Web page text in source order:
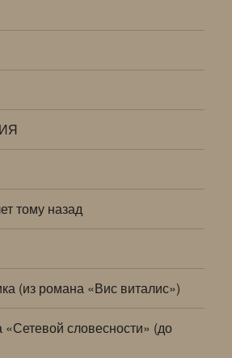
тому назад
(из романа «Вис виталис»)
«Сетевой словесности» (до